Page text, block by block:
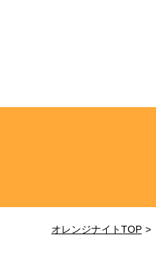
オレンジナイトTOP